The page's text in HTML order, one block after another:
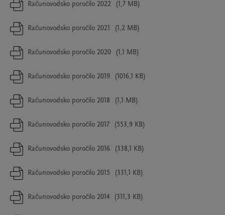
Računovodsko poročilo 2022 (1,7 MB)
Računovodsko poročilo 2021 (1,2 MB)
Računovodsko poročilo 2020 (1,1 MB)
Računovodsko poročilo 2019 (1016,1 KB)
Računovodsko poročilo 2018 (1,1 MB)
Računovodsko poročilo 2017 (553,9 KB)
Računovodsko poročilo 2016 (338,1 KB)
Računovodsko poročilo 2015 (331,1 KB)
Računovodsko poročilo 2014 (311,3 KB)